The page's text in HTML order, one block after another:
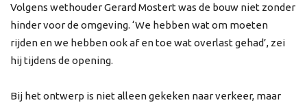
Volgens wethouder Gerard Mostert was de bouw niet zonder
hinder voor de omgeving. ‘We hebben wat om moeten
rijden en we hebben ook af en toe wat overlast gehad’, zei
hij tijdens de opening.
Bij het ontwerp is niet alleen gekeken naar verkeer, maar